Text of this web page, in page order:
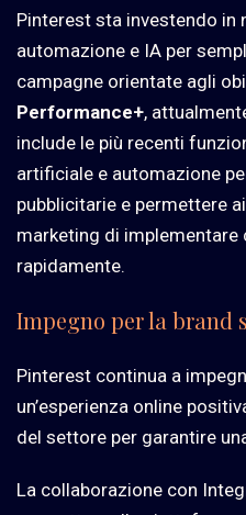
Pinterest sta investendo in
automazione e IA per
campagne orientate agli
Performance+,
include le più recenti
artificiale e automazione
pubblicitarie e permettere
marketing di
rapidamente.
Impegno per la brand
Pinterest continua a
un’esperienza online
del settore per garantire
La collaborazione con